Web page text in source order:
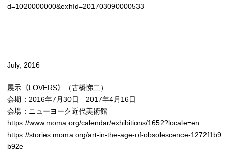
d=1020000000&exhId=201703090000533
July, 2016
展示《LOVERS》（古橋悌二）
会期：2016年7月30日―2017年4月16日
会場：ニューヨーク近代美術館
https://www.moma.org/calendar/exhibitions/1652?locale=en
https://stories.moma.org/art-in-the-age-of-obsolescence-1272f1b9
b92e